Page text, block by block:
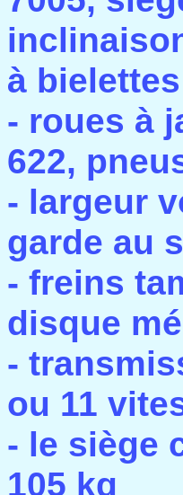
à bielettes
- roues à
622,
- largeur
garde au
- freins
disque
-
ou 11
- le siège
105 kg